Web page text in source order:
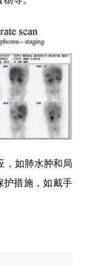
，如肺水肿和局
护措施，如戴手